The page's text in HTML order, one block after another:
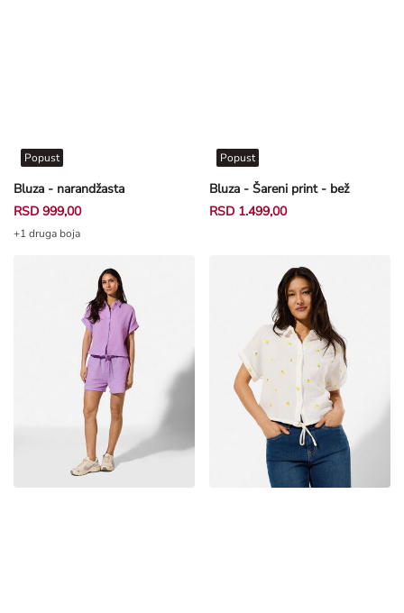
Bluza - narandžasta
Popust
RSD 999,00
+1 druga boja
Bluza - Šareni print - bež
Popust
RSD 1.499,00